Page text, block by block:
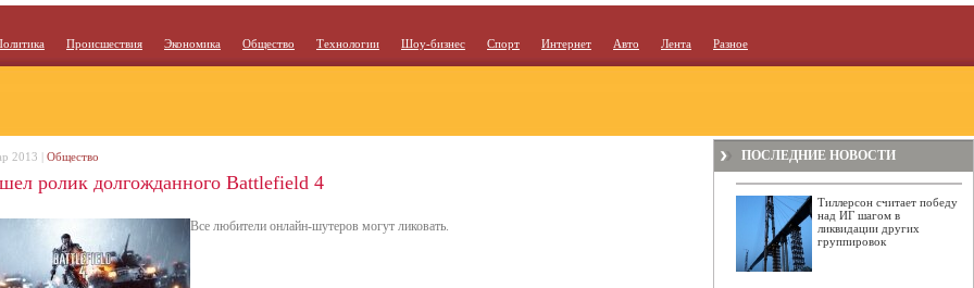
Происшествия Экономика Общество Технологии Шоу-бизнес Спорт Интернет Авто Лента Разное
ролик долгожданного Battlefield 4
Все любители онлайн-шутеров могут ликовать.
2013 | Общество ПОСЛЕДНИЕ НОВОСТИ
Тиллерсон считает победу
над ИГ шагом в
ликвидации других
группировок